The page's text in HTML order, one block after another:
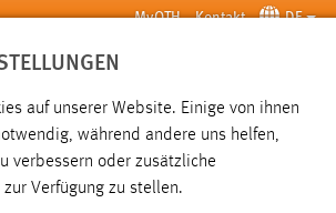
MyOTH Kontakt DE
SUCHE
JETZT BEWERBEN
auf unserer Website. Einige von ihnen
während andere uns helfen,
verbessern oder zusätzliche
Verfügung zu stellen.